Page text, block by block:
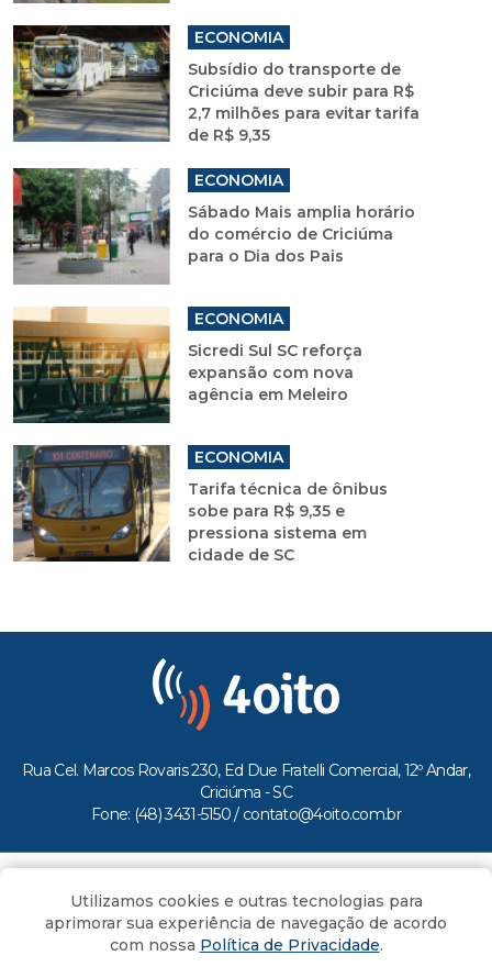
ECONOMIA
Subsídio do transporte de
Criciúma deve subir para R$
2,7 milhões para evitar tarifa
de R$ 9,35
ECONOMIA
Sábado Mais amplia horário
do comércio de Criciúma
para o Dia dos Pais
ECONOMIA
Sicredi Sul SC reforça
expansão com nova
agência em Meleiro
ECONOMIA
Tarifa técnica de ônibus
sobe para R$ 9,35 e
pressiona sistema em
cidade de SC
Rua Cel. Marcos Rovaris 230, Ed Due Fratelli Comercial, 12º Andar,
Criciúma - SC
Fone: (48) 3431-5150 / contato@4oito.com.br
Todos os direitos reservados ao Portal 4oito
Utilizamos cookies e outras tecnologias para
aprimorar sua experiência de navegação de acordo
com nossa Política de Privacidade.